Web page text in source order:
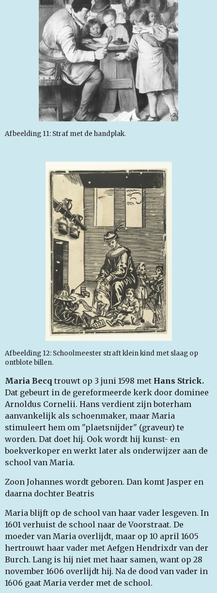
Afbeelding 11: Straf met de handplak.
Afbeelding 12: Schoolmeester straft klein kind met slaag op
ontblote billen.
Maria Becq trouwt op 3 juni 1598 met Hans Strick.
Dat gebeurt in de gereformeerde kerk door dominee
Arnoldus Cornelii. Hans verdient zijn boterham
aanvankelijk als schoenmaker, maar Maria
stimuleert hem om "plaetsnijder" (graveur) te
worden. Dat doet hij. Ook wordt hij kunst- en
boekverkoper en werkt later als onderwijzer aan de
school van Maria.
Zoon Johannes wordt geboren. Dan komt Jasper en
daarna dochter Beatris
Maria blijft op de school van haar vader lesgeven. In
1601 verhuist de school naar de Voorstraat. De
moeder van Maria overlijdt, maar op 10 april 1605
hertrouwt haar vader met Aefgen Hendrixdr van der
Burch. Lang is hij niet met haar samen, want op 28
november 1606 overlijdt hij. Na de dood van vader in
1606 gaat Maria verder met de school.